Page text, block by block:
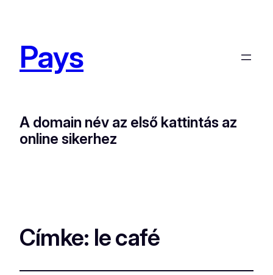
Pays
A domain név az első kattintás az
online sikerhez
Címke: le café